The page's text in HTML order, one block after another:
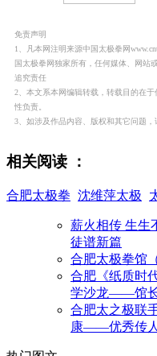
免责声明
1、凡本网注明来源中国太极拳网
国太极拳网独家所有，任何媒体、网站
追究责任
2、本文系本网编辑转载，转载目的在
性负责。
3、如涉及作品内容、版权和其它问题，
相关阅读 ：
合肥太极拳 沈维萍太极
薪火相传 生生
徒谱新篇
合肥太极拳馆
合肥《纸质时
学沙龙——馆长
合肥太之极联
康——优秀传